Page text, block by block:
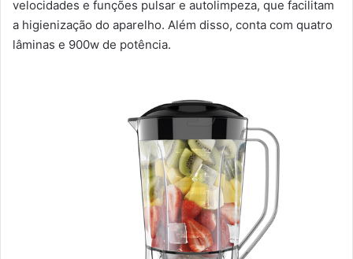
velocidades e funções pulsar e autolimpeza, que facilitam
a higienização do aparelho. Além disso, conta com quatro
lâminas e 900w de potência.